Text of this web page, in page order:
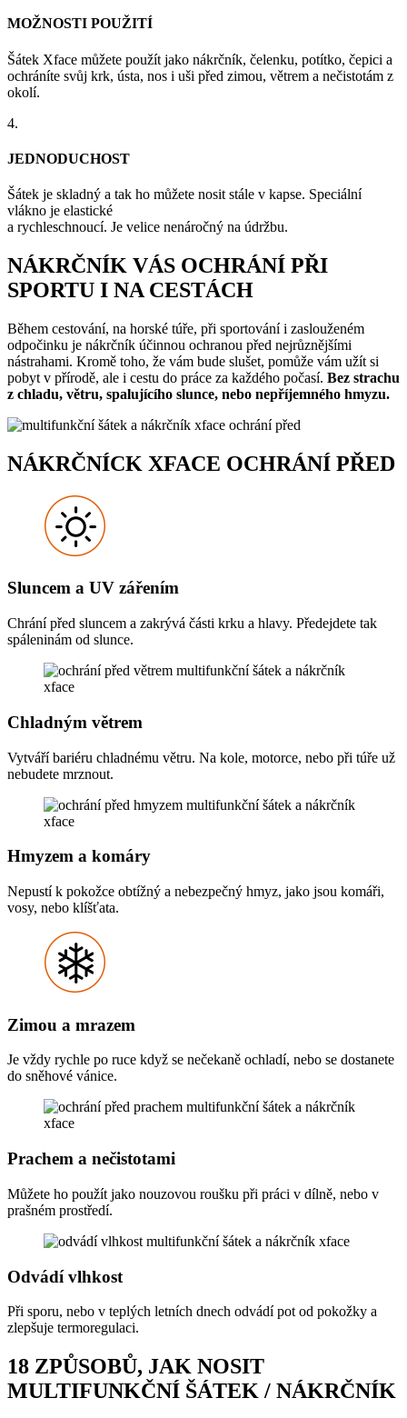
MOŽNOSTI POUŽITÍ
Šátek Xface můžete použít jako nákrčník, čelenku, potítko, čepici a
ochráníte svůj krk, ústa, nos i uši před zimou, větrem a nečistotám z
okolí.
4.
JEDNODUCHOST
Šátek je skladný a tak ho můžete nosit stále v kapse. Speciální
vlákno je elastické
a rychleschnoucí. Je velice nenáročný na údržbu.
NÁKRČNÍK VÁS OCHRÁNÍ PŘI
SPORTU I NA CESTÁCH
Během cestování, na horské túře, při sportování i zaslouženém
odpočinku je nákrčník účinnou ochranou před nejrůznějšími
nástrahami. Kromě toho, že vám bude slušet, pomůže vám užít si
pobyt v přírodě, ale i cestu do práce za každého počasí. Bez strachu
z chladu, větru, spalujícího slunce, nebo nepříjemného hmyzu.
NÁKRČNÍCK XFACE OCHRÁNÍ PŘED
Sluncem a UV zářením
Chrání před sluncem a zakrývá části krku a hlavy. Předejdete tak
spáleninám od slunce.
Chladným větrem
Vytváří bariéru chladnému větru. Na kole, motorce, nebo při túře už
nebudete mrznout.
Hmyzem a komáry
Nepustí k pokožce obtížný a nebezpečný hmyz, jako jsou komáři,
vosy, nebo klíšťata.
Zimou a mrazem
Je vždy rychle po ruce když se nečekaně ochladí, nebo se dostanete
do sněhové vánice.
Prachem a nečistotami
Můžete ho použít jako nouzovou roušku při práci v dílně, nebo v
prašném prostředí.
Odvádí vlhkost
Při sporu, nebo v teplých letních dnech odvádí pot od pokožky a
zlepšuje termoregulaci.
18 ZPŮSOBŮ, JAK NOSIT
MULTIFUNKČNÍ ŠÁTEK / NÁKRČNÍK